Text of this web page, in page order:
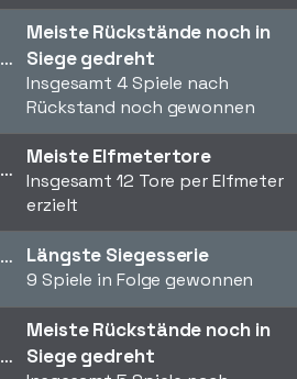
Meiste Rückstände noch in
Siege gedreht
Insgesamt 4 Spiele nach
Rückstand noch gewonnen
Meiste Elfmetertore
Insgesamt 12 Tore per Elfmeter
erzielt
Längste Siegesserie
9 Spiele in Folge gewonnen
Meiste Rückstände noch in
Siege gedreht